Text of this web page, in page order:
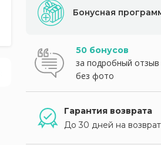
Бонусная
50 бонусов
за подробный отзыв
без фото
Гарантия возврата
До 30 дней на возврат